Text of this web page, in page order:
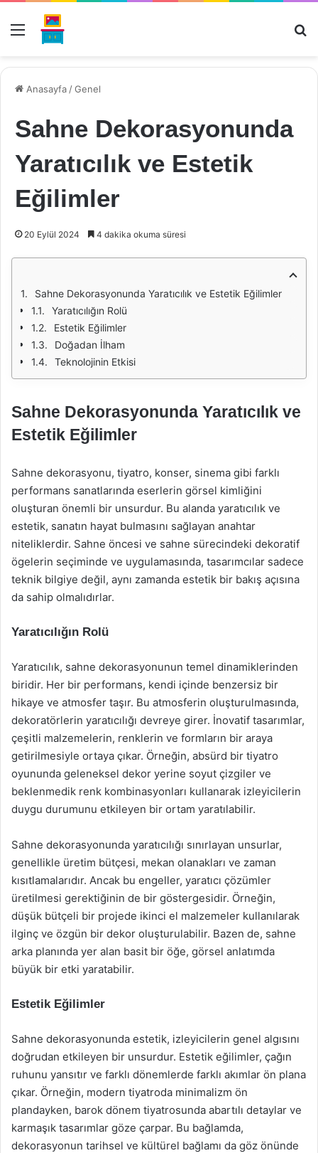
Menü
Anasayfa /Genel
Sahne Dekorasyonunda
Yaratıcılık ve Estetik
Eğilimler
20 Eylül 2024 4 dakika okuma süresi
Sahne Dekorasyonunda Yaratıcılık ve Estetik Eğilimler
Yaratıcılığın Rolü
Estetik Eğilimler
Doğadan İlham
Teknolojinin Etkisi
Sahne Dekorasyonunda Yaratıcılık ve
Estetik Eğilimler
Sahne dekorasyonu, tiyatro, konser, sinema gibi farklı
performans sanatlarında eserlerin görsel kimliğini
oluşturan önemli bir unsurdur. Bu alanda yaratıcılık ve
estetik, sanatın hayat bulmasını sağlayan anahtar
niteliklerdir. Sahne öncesi ve sahne sürecindeki dekoratif
ögelerin seçiminde ve uygulamasında, tasarımcılar sadece
teknik bilgiye değil, aynı zamanda estetik bir bakış açısına
da sahip olmalıdırlar.
Yaratıcılığın Rolü
Yaratıcılık, sahne dekorasyonunun temel dinamiklerinden
biridir. Her bir performans, kendi içinde benzersiz bir
hikaye ve atmosfer taşır. Bu atmosferin oluşturulmasında,
dekoratörlerin yaratıcılığı devreye girer. İnovatif tasarımlar,
çeşitli malzemelerin, renklerin ve formların bir araya
getirilmesiyle ortaya çıkar. Örneğin, absürd bir tiyatro
oyununda geleneksel dekor yerine soyut çizgiler ve
beklenmedik renk kombinasyonları kullanarak izleyicilerin
duygu durumunu etkileyen bir ortam yaratılabilir.
Sahne dekorasyonunda yaratıcılığı sınırlayan unsurlar,
genellikle üretim bütçesi, mekan olanakları ve zaman
kısıtlamalarıdır. Ancak bu engeller, yaratıcı çözümler
üretilmesi gerektiğinin de bir göstergesidir. Örneğin,
düşük bütçeli bir projede ikinci el malzemeler kullanılarak
ilginç ve özgün bir dekor oluşturulabilir. Bazen de, sahne
arka planında yer alan basit bir öğe, görsel anlatımda
büyük bir etki yaratabilir.
Estetik Eğilimler
Sahne dekorasyonunda estetik, izleyicilerin genel algısını
doğrudan etkileyen bir unsurdur. Estetik eğilimler, çağın
ruhunu yansıtır ve farklı dönemlerde farklı akımlar ön plana
çıkar. Örneğin, modern tiyatroda minimalizm ön
plandayken, barok dönem tiyatrosunda abartılı detaylar ve
karmaşık tasarımlar göze çarpar. Bu bağlamda,
dekorasyonun tarihsel ve kültürel bağlamı da göz önünde